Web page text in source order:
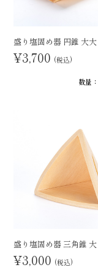
盛り塩固め器 円錐 大大
¥3,700 (税込)
数量：
盛り塩固め器 三角錐 大
¥3,000 (税込)